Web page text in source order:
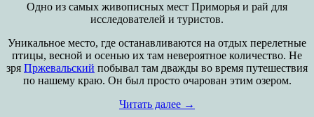
Одно из самых живописных мест Приморья и рай для
исследователей и туристов.
Уникальное место, где останавливаются на отдых перелетные
птицы, весной и осенью их там невероятное количество. Не
зря Пржевальский побывал там дважды во время путешествия
по нашему краю. Он был просто очарован этим озером.
Читать далее →